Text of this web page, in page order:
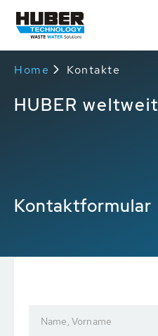
Home Kontakte
HUBER weltweit
Kontaktformular
Name, Vorname